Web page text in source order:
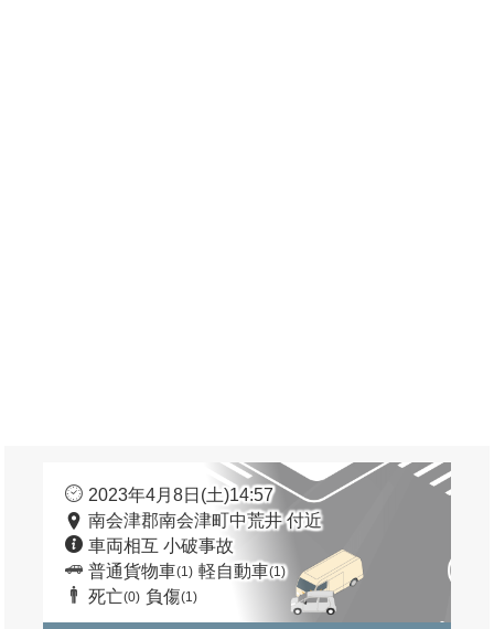
2023年4月8日(土)14:57
南会津郡南会津町中荒井 付近
車両相互 小破事故
普通貨物車(1) 軽自動車(1)
死亡(0) 負傷(1)